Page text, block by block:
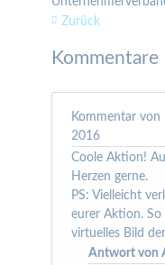
Zurück
Kommentare
Kommentar von
2016
Coole Aktion!
Herzen gerne.
PS: Vielleicht
eurer Aktion. So
virtuelles Bild
Antwort von